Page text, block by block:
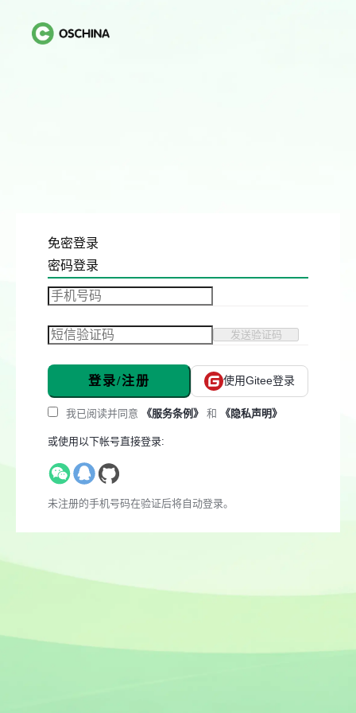
免密登录
密码登录
发送验证码
登录/注册 使用Gitee登录
我已阅读并同意 《服务条例》 和 《隐私声明》
或使用以下帐号直接登录:
未注册的手机号码在验证后将自动登录。